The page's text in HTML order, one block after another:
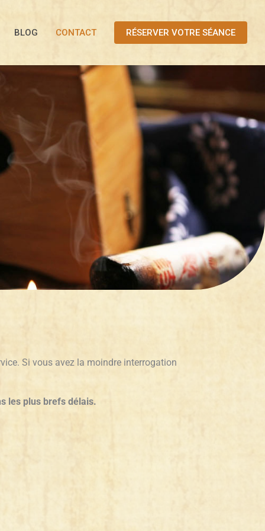
BLOG CONTACT RÉSERVER VOTRE SÉANCE
Si vous avez la moindre interrogation
les plus brefs délais.